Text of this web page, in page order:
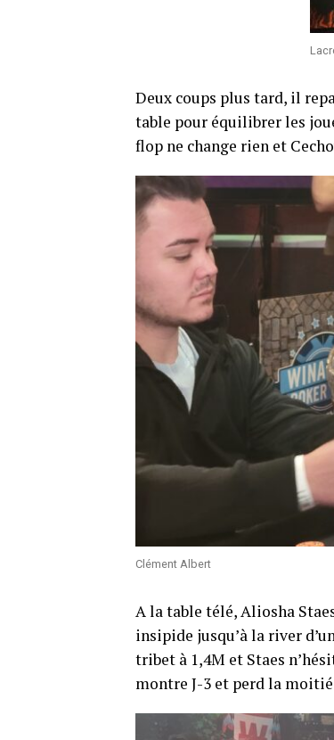
Deux coups plus tard, il
table pour équilibrer les
flop ne change rien et
Clément Albert
A la table télé, Aliosha
insipide jusqu’à la river
tribet à 1,4M et Staes
montre J-3 et perd la